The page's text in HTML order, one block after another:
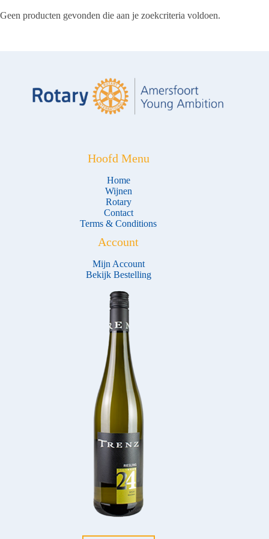
Geen producten gevonden die aan je zoekcriteria voldoen.
Hoofd Menu
Home
Wijnen
Rotary
Contact
Terms & Conditions
Account
Mijn Account
Bekijk Bestelling